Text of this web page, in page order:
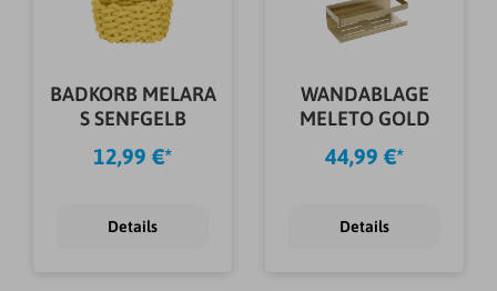
BADKORB MELARA
S SENFGELB
12,99 €*
Details
WANDABLAGE
MELETO GOLD
44,99 €*
Details